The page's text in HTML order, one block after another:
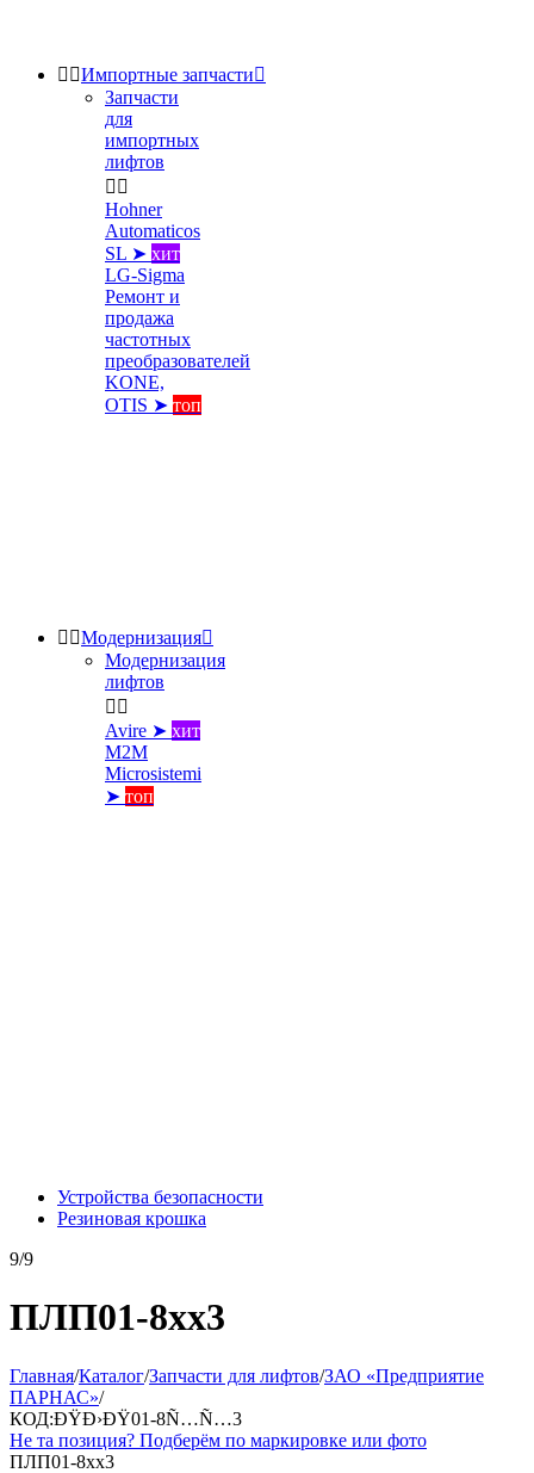
 Импортные запчасти
Запчасти
для
импортных
лифтов
 
Hohner
Automaticos
SL ➤ хит
LG-Sigma
Ремонт и
продажа
частотных
преобразователей
KONE,
OTIS ➤ топ
 Модернизация
Модернизация
лифтов
 
Avire ➤ хит
M2M
Microsistemi
➤ топ
Устройства безопасности
Резиновая крошка
9/9
ПЛП01-8хх3
Главная/Каталог/Запчасти для лифтов/ЗАО «Предприятие
ПАРНАС»/
КОД:ÐŸÐ›ÐŸ01-8Ñ…Ñ…3
Не та позиция? Подберём по маркировке или фото
ПЛП01-8хх3